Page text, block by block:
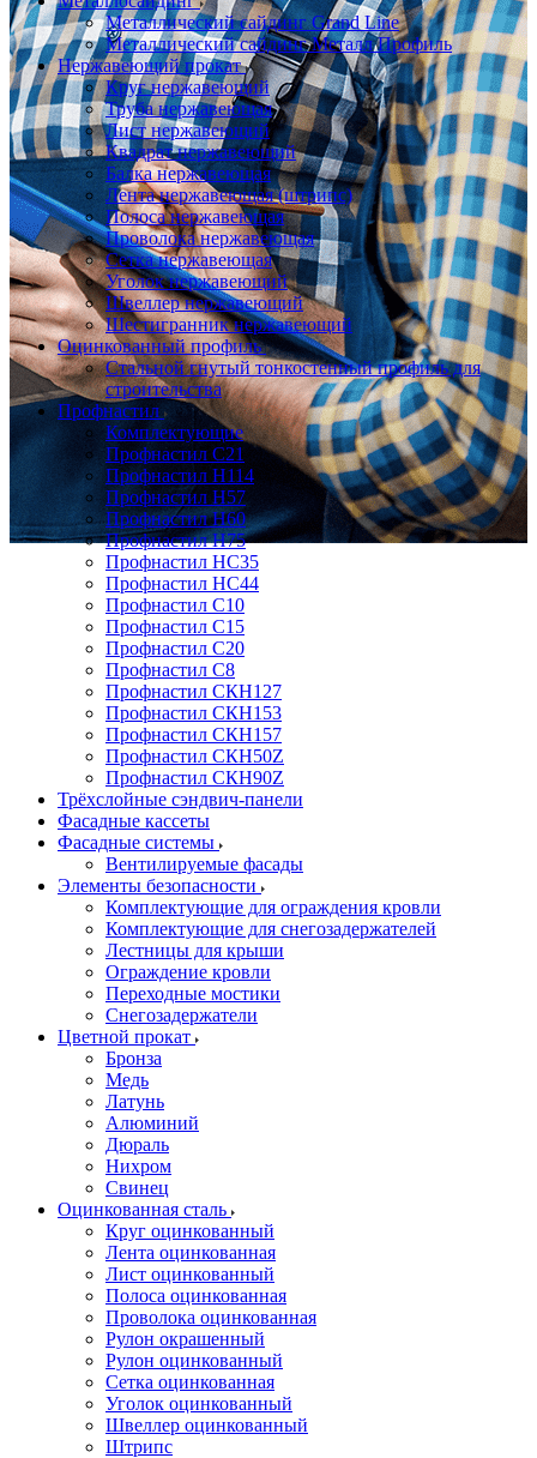
Металлический сайдинг Grand Line
Металлический сайдинг Металл Профиль
Нержавеющий прокат
Круг нержавеющий
Труба нержавеющая
Лист нержавеющий
Квадрат нержавеющий
Балка нержавеющая
Лента нержавеющая (штрипс)
Полоса нержавеющая
Проволока нержавеющая
Сетка нержавеющая
Уголок нержавеющий
Швеллер нержавеющий
Шестигранник нержавеющий
Оцинкованный профиль
Стальной гнутый тонкостенный профиль для
строительства
Профнастил
Комплектующие
Профнастил C21
Профнастил Н114
Профнастил Н57
Профнастил Н60
Профнастил Н75
Профнастил НС35
Профнастил НС44
Профнастил С10
Профнастил С15
Профнастил С20
Профнастил С8
Профнастил СКН127
Профнастил СКН153
Профнастил СКН157
Профнастил СКН50Z
Профнастил СКН90Z
Трёхслойные сэндвич-панели
Фасадные кассеты
Фасадные системы
Вентилируемые фасады
Элементы безопасности
Комплектующие для ограждения кровли
Комплектующие для снегозадержателей
Лестницы для крыши
Ограждение кровли
Переходные мостики
Снегозадержатели
Цветной прокат
Бронза
Медь
Латунь
Алюминий
Дюраль
Нихром
Свинец
Оцинкованная сталь
Круг оцинкованный
Лента оцинкованная
Лист оцинкованный
Полоса оцинкованная
Проволока оцинкованная
Рулон окрашенный
Рулон оцинкованный
Сетка оцинкованная
Уголок оцинкованный
Швеллер оцинкованный
Штрипс